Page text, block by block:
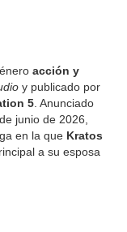
acción y
y publicado por
5 . Anunciado
junio de 2026,
en la que Kratos
a su esposa